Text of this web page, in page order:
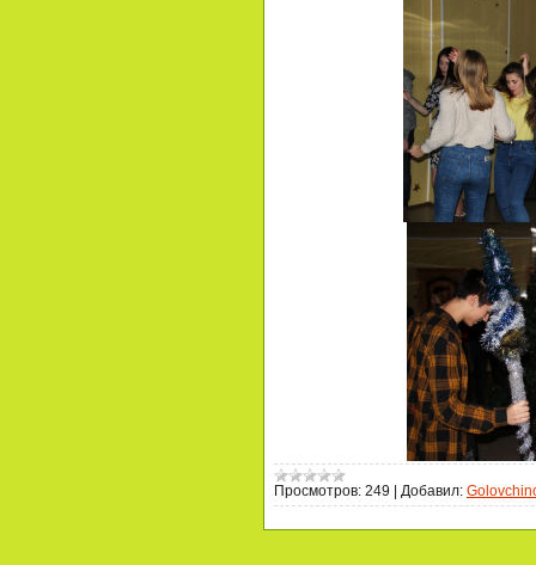
Просмотров: 249 | Добавил: